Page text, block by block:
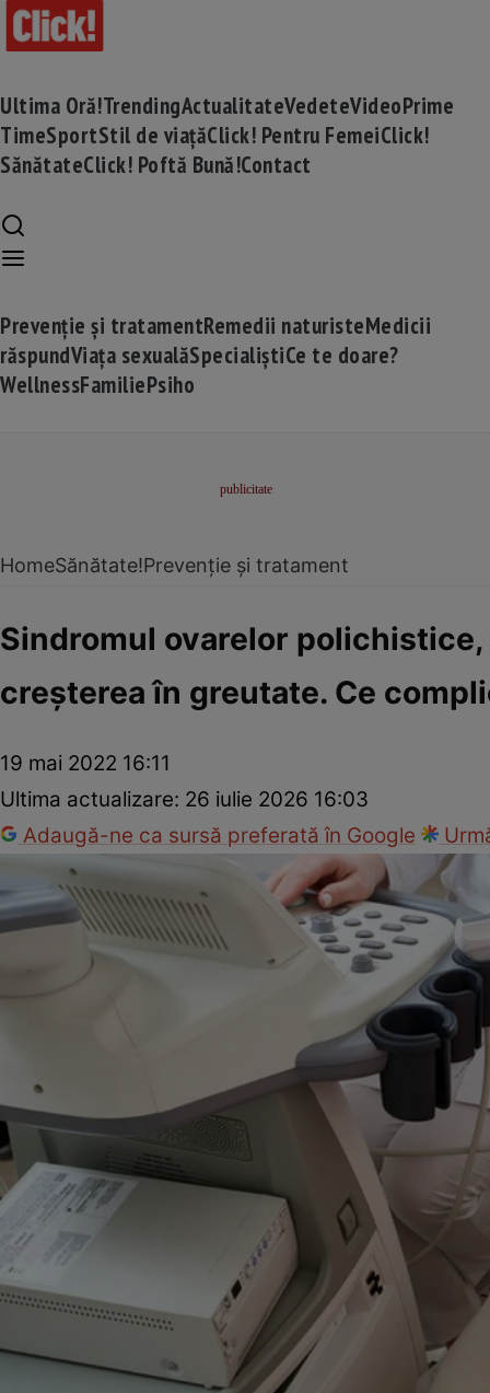
Ultima Oră!TrendingActualitateVedeteVideoPrime
TimeSportStil de viațăClick! Pentru FemeiClick!
SănătateClick! Poftă Bună!Contact
Prevenție și tratamentRemedii naturisteMedicii
răspundViața sexualăSpecialiștiCe te doare?
WellnessFamiliePsiho
HomeSănătate!Prevenție și tratament
Sindromul ovarelor
creșterea în greutate. Ce
19 mai 2022 16:11
Ultima actualizare: 26 iulie 2026 16:03
Adaugă-ne ca sursă preferată în Google